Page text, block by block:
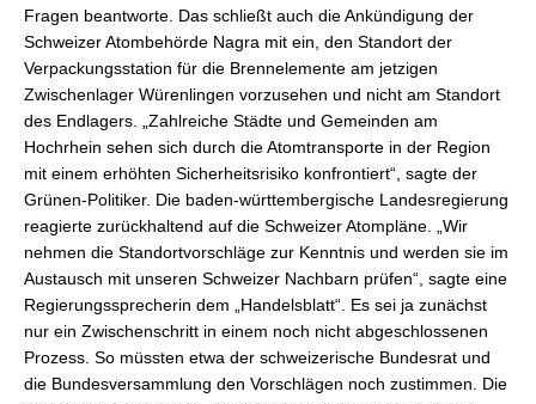
Fragen beantworte. Das schließt auch die Ankündigung der
Schweizer Atombehörde Nagra mit ein, den Standort der
Verpackungsstation für die Brennelemente am jetzigen
Zwischenlager Würenlingen vorzusehen und nicht am Standort
des Endlagers. „Zahlreiche Städte und Gemeinden am
Hochrhein sehen sich durch die Atomtransporte in der Region
mit einem erhöhten Sicherheitsrisiko konfrontiert“, sagte der
Grünen-Politiker. Die baden-württembergische Landesregierung
reagierte zurückhaltend auf die Schweizer Atompläne. „Wir
nehmen die Standortvorschläge zur Kenntnis und werden sie im
Austausch mit unseren Schweizer Nachbarn prüfen“, sagte eine
Regierungssprecherin dem „Handelsblatt“. Es sei ja zunächst
nur ein Zwischenschritt in einem noch nicht abgeschlossenen
Prozess. So müssten etwa der schweizerische Bundesrat und
die Bundesversammlung den Vorschlägen noch zustimmen. Die